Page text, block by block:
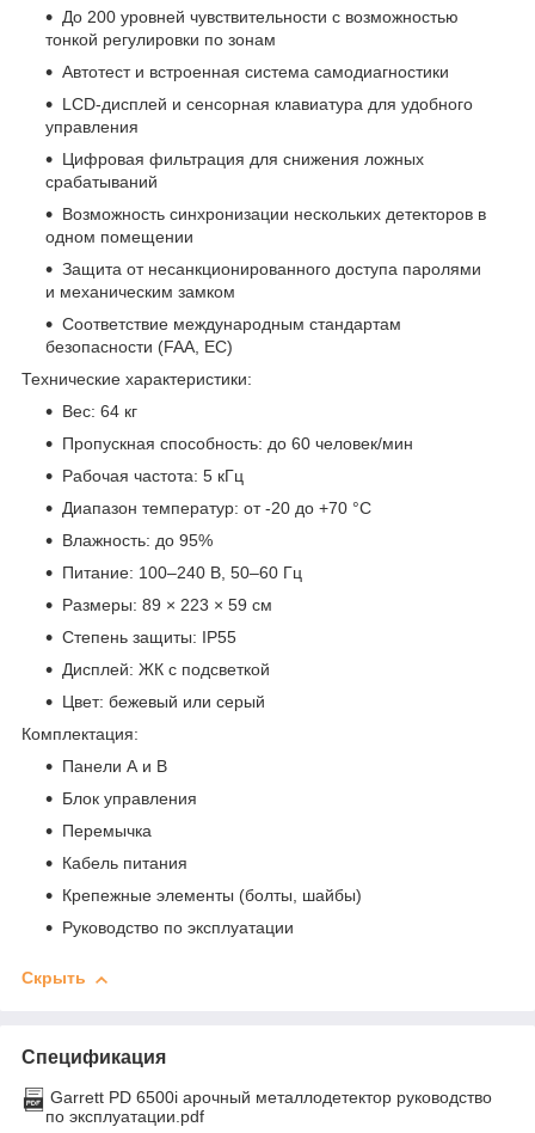
До 200 уровней чувствительности с возможностью
тонкой регулировки по зонам
Автотест и встроенная система самодиагностики
LCD-дисплей и сенсорная клавиатура для удобного
управления
Цифровая фильтрация для снижения ложных
срабатываний
Возможность синхронизации нескольких детекторов в
одном помещении
Защита от несанкционированного доступа паролями
и механическим замком
Соответствие международным стандартам
безопасности (FAA, ЕС)
Технические характеристики:
Вес: 64 кг
Пропускная способность: до 60 человек/мин
Рабочая частота: 5 кГц
Диапазон температур: от -20 до +70 °C
Влажность: до 95%
Питание: 100–240 В, 50–60 Гц
Размеры: 89 × 223 × 59 см
Степень защиты: IP55
Дисплей: ЖК с подсветкой
Цвет: бежевый или серый
Комплектация:
Панели А и B
Блок управления
Перемычка
Кабель питания
Крепежные элементы (болты, шайбы)
Руководство по эксплуатации
Скрыть
Спецификация
Garrett PD 6500i арочный металлодетектор руководство
по эксплуатации.pdf